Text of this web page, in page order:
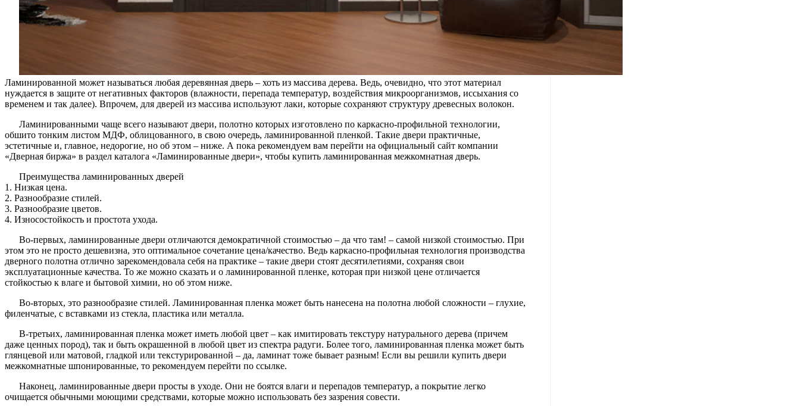
Ламинированной может называться любая деревянная дверь – хоть из массива дерева. Ведь, очевидно, что этот материал
нуждается в защите от негативных факторов (влажности, перепада температур, воздействия микроорганизмов, иссыхания со
временем и так далее). Впрочем, для дверей из массива используют лаки, которые сохраняют структуру древесных волокон.
Ламинированными чаще всего называют двери, полотно которых изготовлено по каркасно-профильной технологии,
обшито тонким листом МДФ, облицованного, в свою очередь, ламинированной пленкой. Такие двери практичные,
эстетичные и, главное, недорогие, но об этом – ниже. А пока рекомендуем вам перейти на официальный сайт компании
«Дверная биржа» в раздел каталога «Ламинированные двери», чтобы купить ламинированная межкомнатная дверь.
Преимущества ламинированных дверей
1. Низкая цена.
2. Разнообразие стилей.
3. Разнообразие цветов.
4. Износостойкость и простота ухода.
Во-первых, ламинированные двери отличаются демократичной стоимостью – да что там! – самой низкой стоимостью. При
этом это не просто дешевизна, это оптимальное сочетание цена/качество. Ведь каркасно-профильная технология производства
дверного полотна отлично зарекомендовала себя на практике – такие двери стоят десятилетиями, сохраняя свои
эксплуатационные качества. То же можно сказать и о ламинированной пленке, которая при низкой цене отличается
стойкостью к влаге и бытовой химии, но об этом ниже.
Во-вторых, это разнообразие стилей. Ламинированная пленка может быть нанесена на полотна любой сложности – глухие,
филенчатые, с вставками из стекла, пластика или металла.
В-третьих, ламинированная пленка может иметь любой цвет – как имитировать текстуру натурального дерева (причем
даже ценных пород), так и быть окрашенной в любой цвет из спектра радуги. Более того, ламинированная пленка может быть
глянцевой или матовой, гладкой или текстурированной – да, ламинат тоже бывает разным! Если вы решили купить двери
межкомнатные шпонированные, то рекомендуем перейти по ссылке.
Наконец, ламинированные двери просты в уходе. Они не боятся влаги и перепадов температур, а покрытие легко
очищается обычными моющими средствами, которые можно использовать без зазрения совести.